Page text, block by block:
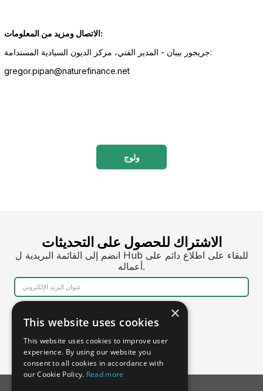
الاتصال ومزيد من المعلومات:
جريجور بيبان - المدير الفني، مركز الديون السيادية المستدامة:
gregor.pipan@naturefinance.net
ولوج
الاشتراك للحصول على التحديثات
انضم إلى القائمة البريدية ل Hub للبقاء على اطلاع دائم على
أعماله.
×
This website uses cookies
This website uses cookies to improve user
experience. By using our website you
consent to all cookies in accordance with
our Cookie Policy. Read more